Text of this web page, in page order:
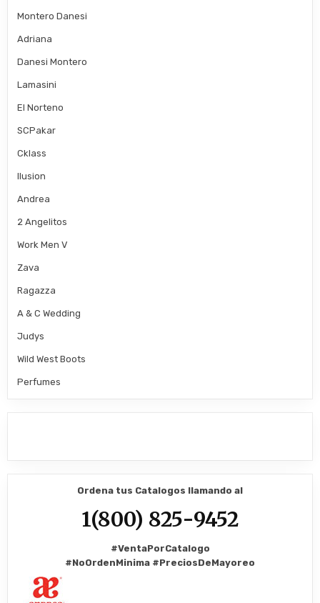
Montero Danesi
Adriana
Danesi Montero
Lamasini
El Norteno
SCPakar
Cklass
Ilusion
Andrea
2 Angelitos
Work Men V
Zava
Ragazza
A & C Wedding
Judys
Wild West Boots
Perfumes
Ordena tus Catalogos llamando al
1(800) 825-9452
#VentaPorCatalogo
#NoOrdenMinima #PreciosDeMayoreo